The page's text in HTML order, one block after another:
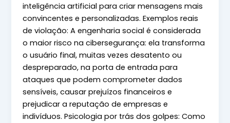
inteligência artificial para criar mensagens mais
convincentes e personalizadas. Exemplos reais
de violação: A engenharia social é considerada
o maior risco na cibersegurança: ela transforma
o usuário final, muitas vezes desatento ou
despreparado, na porta de entrada para
ataques que podem comprometer dados
sensíveis, causar prejuízos financeiros e
prejudicar a reputação de empresas e
indivíduos. Psicologia por trás dos golpes: Como